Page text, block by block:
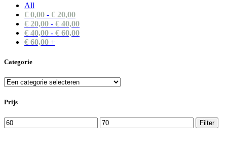
All
€ 0,00 - € 20,00
€ 20,00 - € 40,00
€ 40,00 - € 60,00
€ 60,00 +
Categorie
Prijs
Min.
prijs
Max.
prijs
Filter